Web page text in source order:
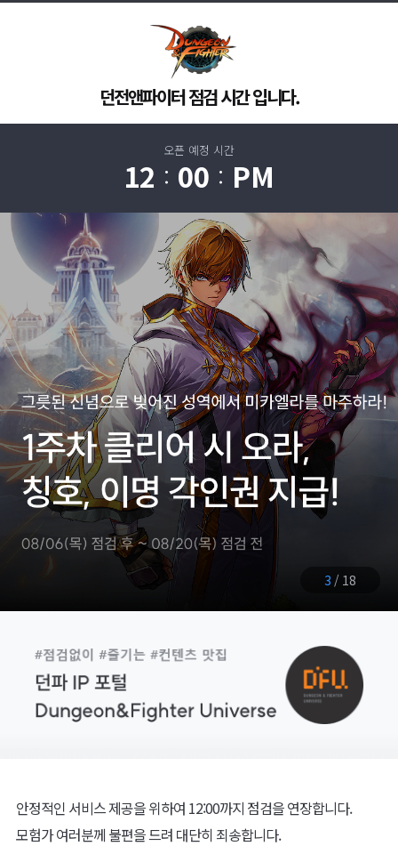
던전앤파이터 점검 시간 입니다.
오픈 예정 시간
12 00 PM
3 / 18
안정적인 서비스 제공을 위하여 12:00까지 점검을 연장합니다.
모험가 여러분께 불편을 드려 대단히 죄송합니다.